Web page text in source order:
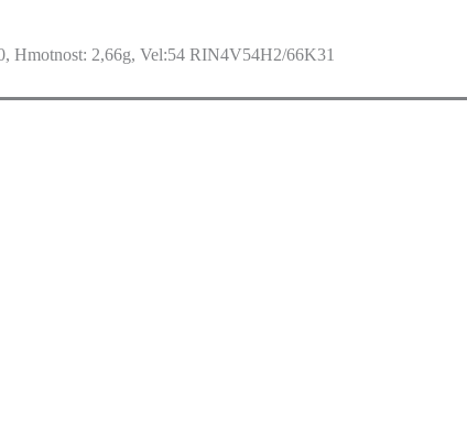
Hmotnost: 2,66g, Vel:54 RIN4V54H2/66K31